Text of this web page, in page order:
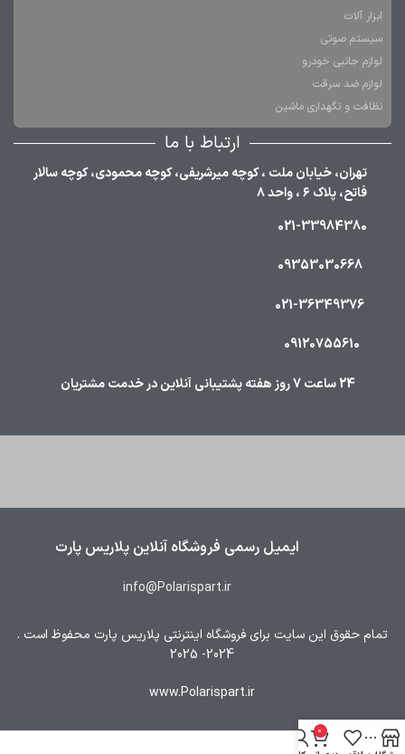
ابزار آلات
سیستم صوتی
لوازم جانبی خودرو
لوازم ضد سرقت
نظافت و نگهداری ماشین
ارتباط با ما
تهران، خیابان ملت ، کوچه میرشریفی، کوچه محمودی، کوچه سالار
فاتح، پلاک ۶ ، واحد ۸
021-33984380
09353030668
021-36349376
09120755610
24 ساعت 7 روز هفته پشتیبانی آنلاین در خدمت مشتریان
ایمیل رسمی فروشگاه آنلاین پلاریس پارت
info@Polarispart.ir
تمام حقوق این سایت برای فروشگاه اینترنتی پلاریس پارت محفوظ است .
2024- 2025
www.Polarispart.ir
0